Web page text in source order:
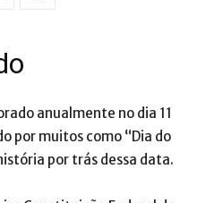
anualmente no dia 11
por muitos como “Dia do
por trás dessa data.